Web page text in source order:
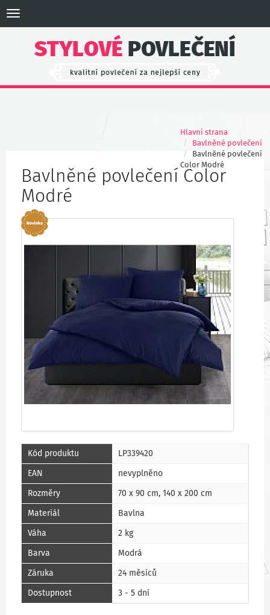
Bavlněné povlečení Color
Modré
Kód produktu
LP339420
EAN
nevyplněno
Rozměry
70 x 90 cm, 140 x 200 cm
Materiál
Bavlna
Váha
2 kg
Barva
Modrá
Záruka
24 měsíců
Dostupnost
3 - 5 dní
Hlavní strana
Bavlněné povlečení
Bavlněné povlečení
Color Modré
Toggle
navigation